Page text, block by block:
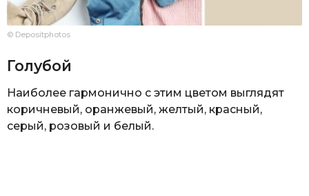
© Depositphotos
Голубой
Наиболее гармонично с этим цветом выглядят
коричневый, оранжевый, желтый, красный,
серый, розовый и белый.